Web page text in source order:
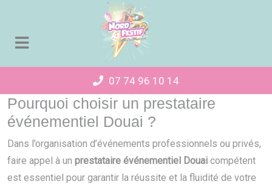
07 74 96 10 14
Pourquoi choisir un prestataire
événementiel Douai ?
Dans l’organisation d’événements professionnels ou privés,
faire appel à un prestataire événementiel Douai compétent
est essentiel pour garantir la réussite et la fluidité de votre
Panneau de gestion des cookies